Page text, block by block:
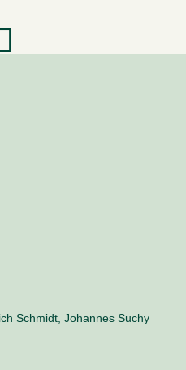
Schmidt, Johannes Suchy